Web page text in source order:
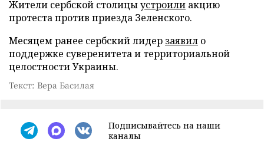
Жители сербской столицыустроили акцию
протеста против приезда Зеленского.
Месяцем ранее сербский лидер заявил о
поддержке суверенитета и территориальной
целостности Украины.
Текст: Вера Басилая
Подписывайтесь на наши
каналы